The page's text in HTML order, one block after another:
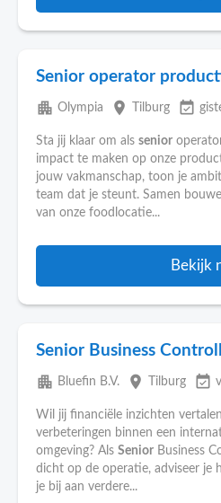
Senior operator
apartment Olympia place Tilburg event_available
Sta jij klaar om als senior
impact te maken op onze
jouw vakmanschap, toon je
team dat je steunt. Samen
van onze foodlocatie...
Bekijk
Senior Business
apartment Bluefin B.V. place Tilburg event_available
Wil jij financiële inzichten
verbeteringen binnen een
omgeving? Als Senior Business
dicht op de operatie, adviseer je
je bij aan verdere...